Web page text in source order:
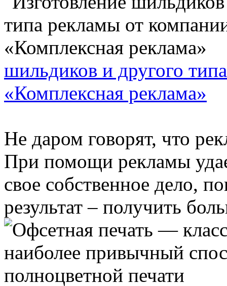
шильдиков и другого
«Комплексная реклама»
Не даром говорят, что
При помощи рекламы
свое собственное дело,
результат – получить